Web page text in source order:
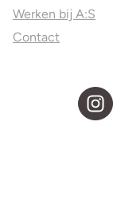
Werken bij A:S
Contact